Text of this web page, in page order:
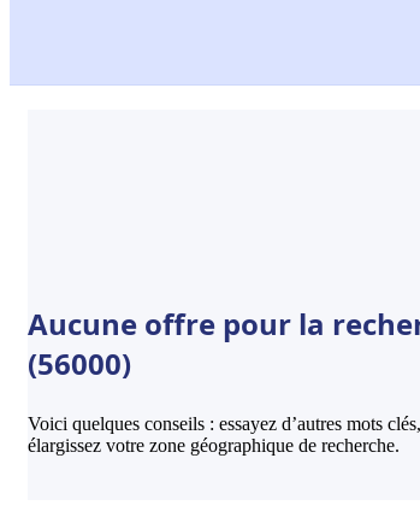
Aucune offre pour la
(56000)
Voici quelques conseils : essayez d’autres mots
élargissez votre zone géographique de recherche.